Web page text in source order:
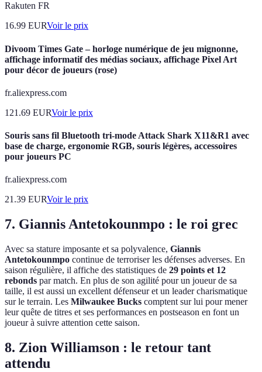
Rakuten FR
16.99 EURVoir le prix
Divoom Times Gate – horloge numérique de jeu mignonne,
affichage informatif des médias sociaux, affichage Pixel Art
pour décor de joueurs (rose)
fr.aliexpress.com
121.69 EURVoir le prix
Souris sans fil Bluetooth tri-mode Attack Shark X11&R1 avec
base de charge, ergonomie RGB, souris légères, accessoires
pour joueurs PC
fr.aliexpress.com
21.39 EURVoir le prix
7. Giannis Antetokounmpo : le roi grec
Avec sa stature imposante et sa polyvalence, Giannis
Antetokounmpo continue de terroriser les défenses adverses. En
saison régulière, il affiche des statistiques de 29 points et 12
rebonds par match. En plus de son agilité pour un joueur de sa
taille, il est aussi un excellent défenseur et un leader charismatique
sur le terrain. Les Milwaukee Bucks comptent sur lui pour mener
leur quête de titres et ses performances en postseason en font un
joueur à suivre attention cette saison.
8. Zion Williamson : le retour tant
attendu